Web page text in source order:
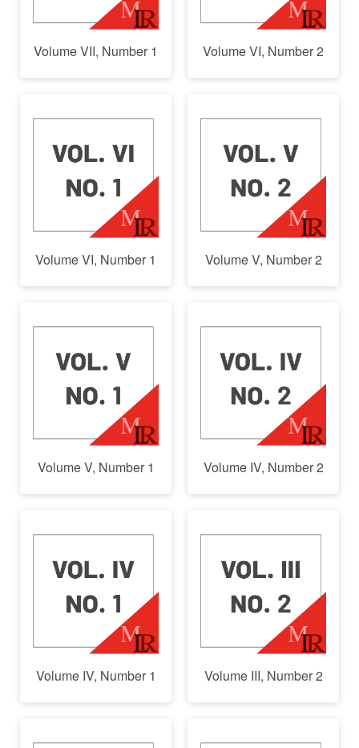
Volume VII, Number 1 Volume VI, Number 2
Volume VI, Number 1 Volume V, Number 2
Volume V, Number 1 Volume IV, Number 2
Volume IV, Number 1 Volume III, Number 2